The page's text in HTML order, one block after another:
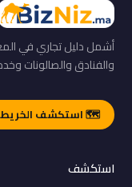
أشمل دليل تجاري في
والفنادق والصالونات
🗺️ استكشف
استكشف